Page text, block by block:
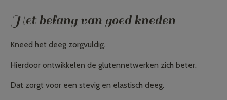
Het belang van goed kneden
Kneed het deeg zorgvuldig.
Hierdoor ontwikkelen de glutennetwerken zich beter.
Dat zorgt voor een stevig en elastisch deeg.